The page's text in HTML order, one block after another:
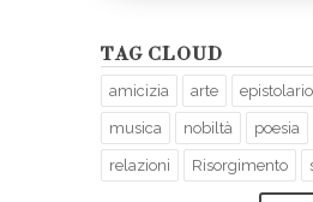
TAG CLOUD
amicizia arte epistolario
musica nobiltà poesia
relazioni Risorgimento